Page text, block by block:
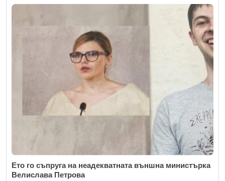
Ето го съпруга на неадекватната външна министърка
Велислава Петрова